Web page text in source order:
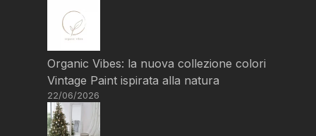
Organic Vibes: la nuova collezione colori
Vintage Paint ispirata alla natura
22/06/2026